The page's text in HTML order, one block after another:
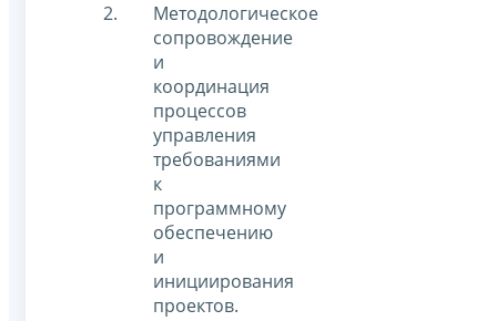
Методологическое
сопровождение
и
координация
процессов
управления
требованиями
к
программному
обеспечению
и
инициирования
проектов.